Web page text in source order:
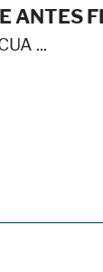
ANTES
...